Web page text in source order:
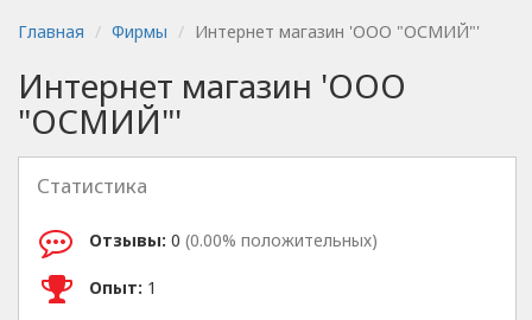
Главная Фирмы Интернет магазин 'ООО "ОСМИЙ"'
Интернет магазин 'ООО
"ОСМИЙ"'
Статистика
Отзывы: 0 (0.00% положительных)
Опыт: 1